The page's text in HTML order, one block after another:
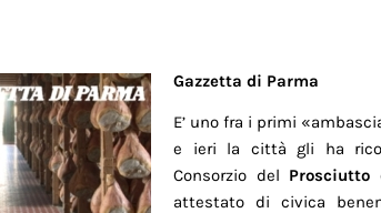
Gazzetta di Parma
E’ uno fra i primi
e ieri la città gli ha
Consorzio del Prosciutto
attestato di civica